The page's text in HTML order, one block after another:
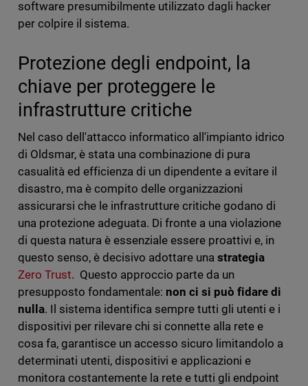
software presumibilmente utilizzato dagli hacker
per colpire il sistema.
Protezione degli endpoint, la
chiave per proteggere le
infrastrutture critiche
Nel caso dell'attacco informatico all'impianto idrico
di Oldsmar, è stata una combinazione di pura
casualità ed efficienza di un dipendente a evitare il
disastro, ma è compito delle organizzazioni
assicurarsi che le infrastrutture critiche godano di
una protezione adeguata. Di fronte a una violazione
di questa natura è essenziale essere proattivi e, in
questo senso, è decisivo adottare unastrategia
Zero Trust. Questo approccio parte da un
presupposto fondamentale: non ci si può fidare di
nulla. Il sistema identifica sempre tutti gli utenti e i
dispositivi per rilevare chi si connette alla rete e
cosa fa, garantisce un accesso sicuro limitandolo a
determinati utenti, dispositivi e applicazioni e
monitora costantemente la rete e tutti gli endpoint